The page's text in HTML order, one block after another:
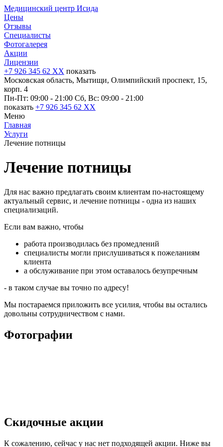
Медицинский центр Исида
Цены
Отзывы
Специалисты
Фотогалерея
Акции
Лицензии
+7 926 345 62 XX показать
Московская область, Мытищи, Олимпийский проспект, 15,
корп. 4
Пн-Пт: 09:00 - 21:00 Сб, Вс: 09:00 - 21:00
показать +7 926 345 62 XX
Меню
Главная
Услуги
Лечение потницы
Лечение потницы
Для нас важно предлагать своим клиентам по-настоящему
актуальный сервис, и лечение потницы - одна из наших
специализаций.
Если вам важно, чтобы
работа производилась без промедлений
специалисты могли прислушиваться к пожеланиям
клиента
а обслуживание при этом оставалось безупречным
- в таком случае вы точно по адресу!
Мы постараемся приложить все усилия, чтобы вы остались
довольны сотрудничеством с нами.
Фотографии
Скидочные акции
К сожалению, сейчас у нас нет подходящей акции. Ниже вы